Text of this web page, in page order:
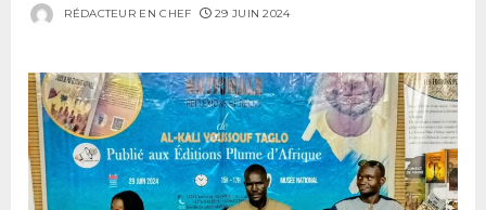
RÉDACTEUR EN CHEF 29 JUIN 2024